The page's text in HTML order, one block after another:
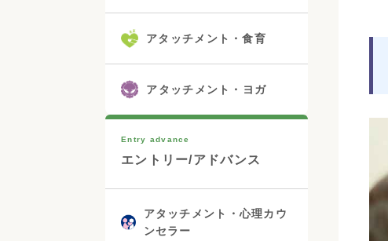
アタッチメント・食育
アタッチメント・ヨガ
Entry advance
エントリー/アドバンス
アタッチメント・心理カウ
ンセラー